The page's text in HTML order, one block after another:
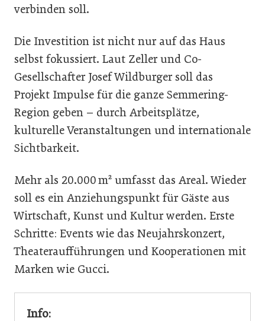
verbinden soll.
Die Investition ist nicht nur auf das Haus
selbst fokussiert. Laut Zeller und Co-
Gesellschafter Josef Wildburger soll das
Projekt Impulse für die ganze Semmering-
Region geben – durch Arbeitsplätze,
kulturelle Veranstaltungen und internationale
Sichtbarkeit.
Mehr als 20.000 m² umfasst das Areal. Wieder
soll es ein Anziehungspunkt für Gäste aus
Wirtschaft, Kunst und Kultur werden. Erste
Schritte: Events wie das Neujahrskonzert,
Theateraufführungen und Kooperationen mit
Marken wie Gucci.
Info: